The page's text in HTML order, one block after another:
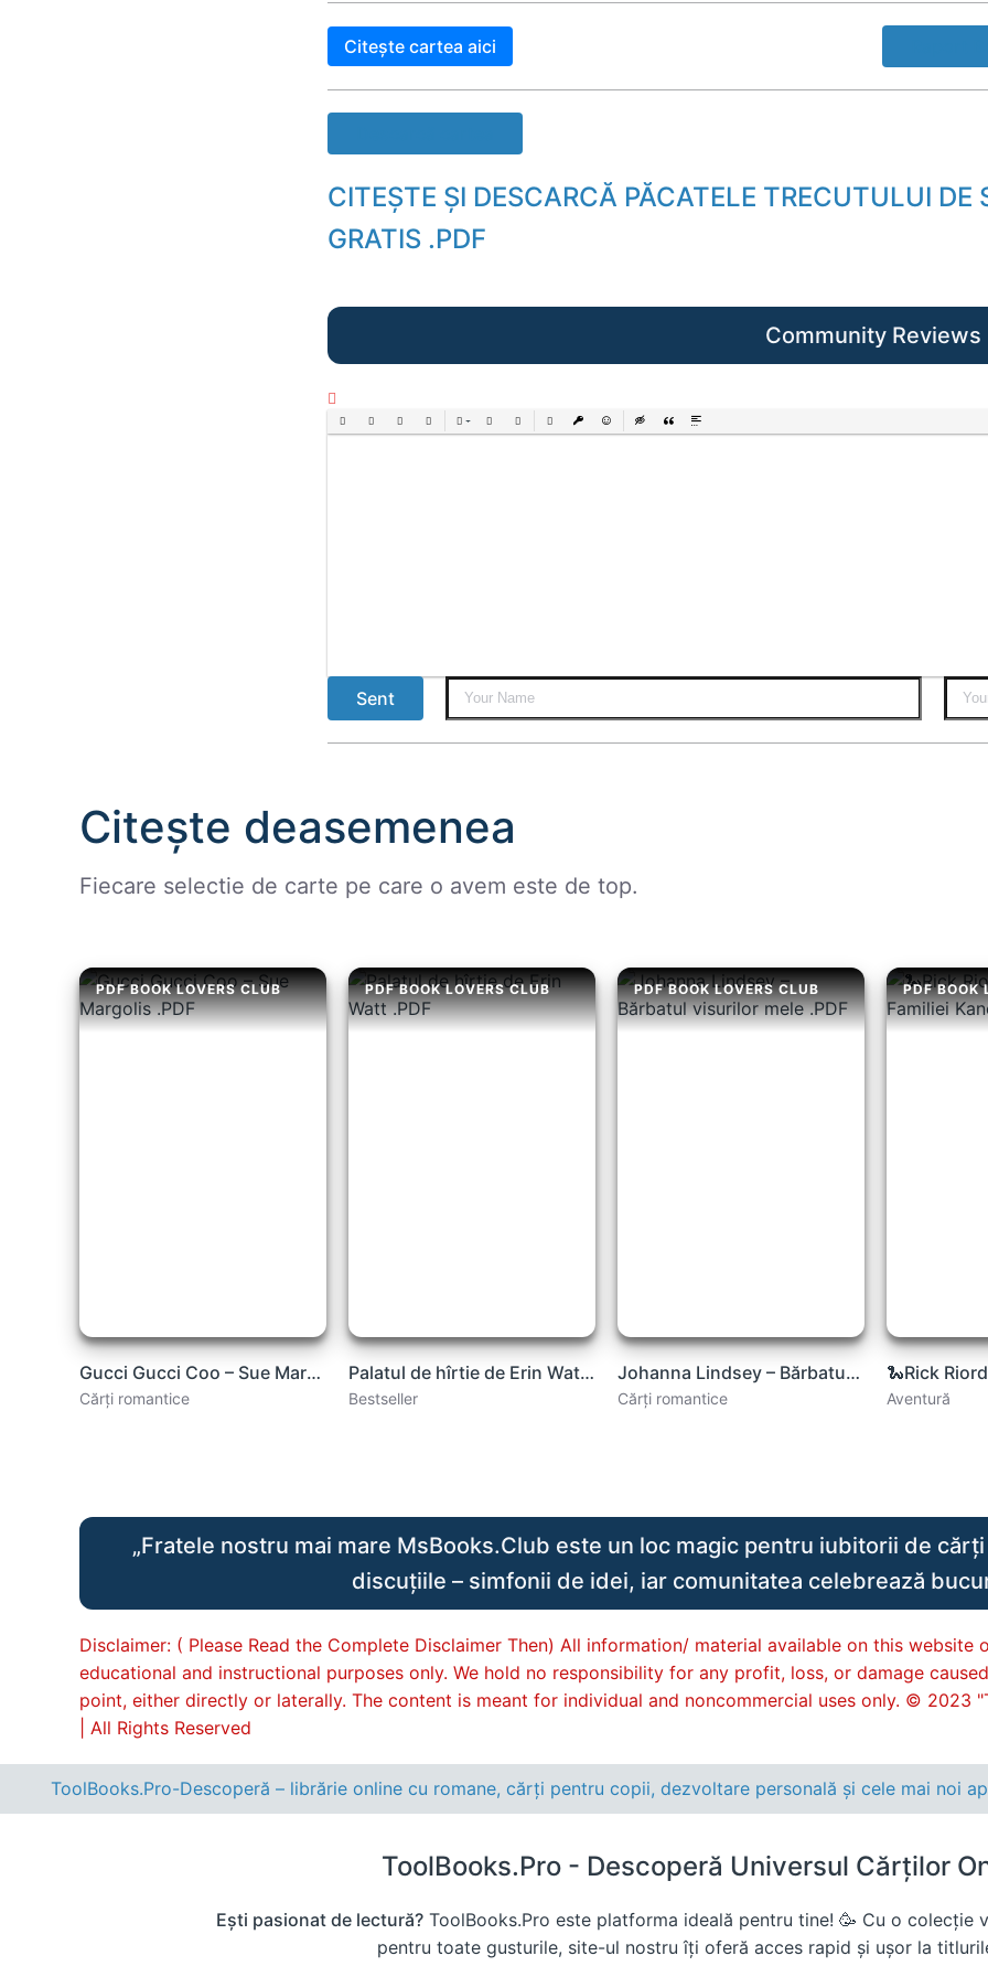
Citește cartea aici
CITEȘTE ȘI DESCARCĂ PĂCATELE TRECUTULUI
GRATIS .PDF
Community Reviews
Bold Italic UnderlineStrikethrough
AlignOrdered List
Unordered List
Insert LinkInsert protected link
EmoticonsInsert hidden text
Insert Quote
Insert spoiler
Sent
Citește deasemenea
Fiecare selectie de carte pe care o avem este de top.
PDF BOOK LOVERS CLUB
Gucci Gucci Coo – Sue Margolis .PDF
Cărți romantice
PDF BOOK LOVERS CLUB
Palatul de hîrtie de Erin Watt .PDF
Bestseller
PDF BOOK LOVERS CLUB
Johanna Lindsey – Bărbatul visurilor mele .PDF
Cărți romantice
PDF BOOK
Aventură
„Fratele nostru mai mare MsBooks.Club este un loc magic pentru iubitorii de
discuțiile – simfonii de idei, iar comunitatea celebrează
Disclaimer: ( Please Read the Complete Disclaimer Then) All information/ material available on this
educational and instructional purposes only. We hold no responsibility for any profit, loss, or damage
point, either directly or laterally. The content is meant for individual and noncommercial uses only. © 2023
| All Rights Reserved
ToolBooks.Pro-Descoperă – librărie online cu romane, cărți pentru copii, dezvoltare personală și cele mai noi
ToolBooks.Pro - Descoperă Universul Cărților
Ești pasionat de lectură? ToolBooks.Pro este platforma ideală pentru tine! 🥳 Cu o colecție
pentru toate gusturile, site-ul nostru îți oferă acces rapid și ușor la